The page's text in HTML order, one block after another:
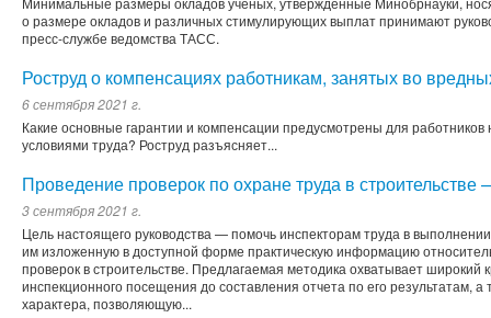
о размере окладов и различных стимулирующих выплат принимают
пресс-службе ведомства ТАСС.
Роструд о компенсациях работникам, занятых во
6 сентября 2021 г.
Какие основные гарантии и компенсации предусмотрены для
условиями труда? Роструд разъясняет...
Проведение проверок по охране труда в
3 сентября 2021 г.
Цель настоящего руководства — помочь инспекторам труда в
им изложенную в доступной форме практическую информацию
проверок в строительстве. Предлагаемая методика охватывает широкий
инспекционного посещения до составления отчета по его результатам,
характера, позволяющую...